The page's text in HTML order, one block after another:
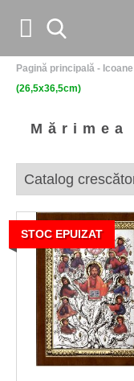


Acasă
Noutăţi
Icoane
Icoane -
Icoane -
ICOANE-
Pagină principală -
(26,5x36,5cm)
STOC EPUIZAT